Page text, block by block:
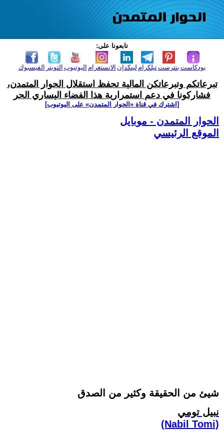
تابعونا على:
الفيسبوك التويتر اليوتيوب الانستغرام لينكدإن تيلكرامبنترست بودكاست
تبرعاتكم وتبرعاتكن المالية تحفظ استقلال الحوار المتمدن،
فشاركونا في دعم استمرارية هذا الفضاء اليساري الحر
[اشترك في قناة ‫«الحوار المتمدن» على اليوتيوب]
الحوار المتمدن - موبايل
الموقع الرئيسي
شيئ من الحقيقة وكثير من الصدق
نبيل تومي
(Nabil Tomi)